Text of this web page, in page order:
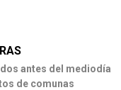
antes del mediodía
de comunas